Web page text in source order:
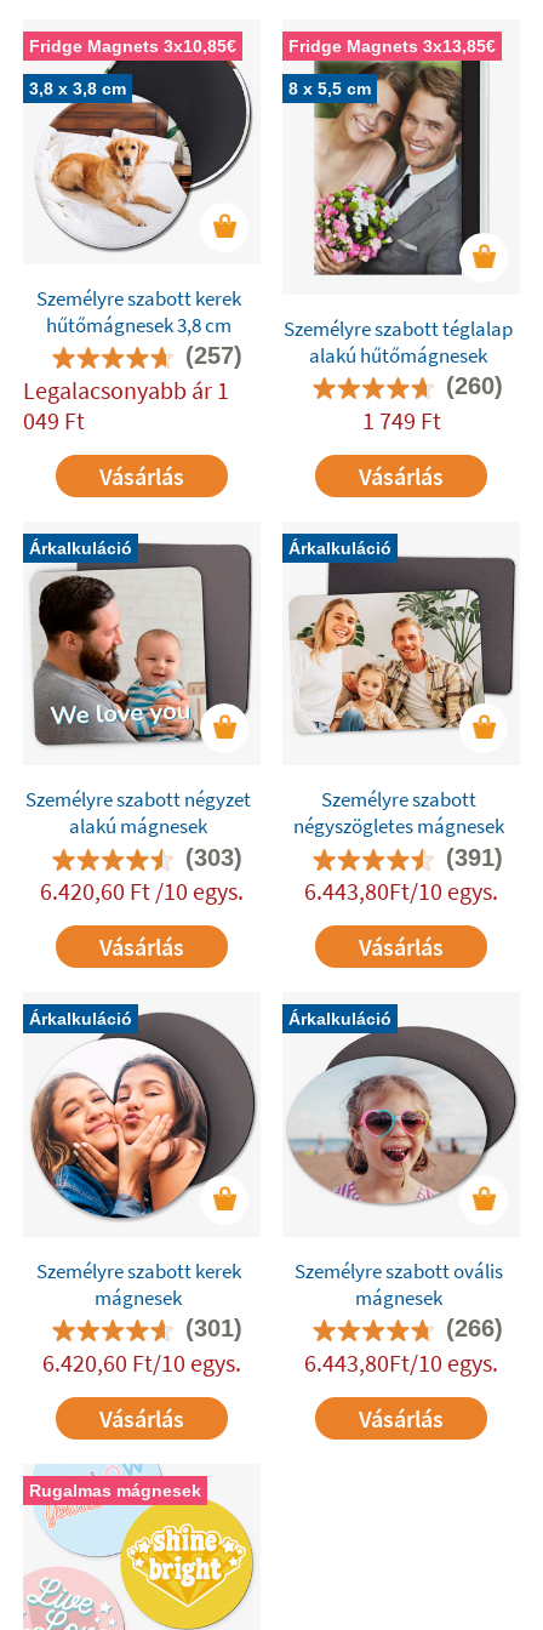
Fridge Magnets 3x10,85€
3,8 x 3,8 cm
Személyre szabott kerek
hűtőmágnesek 3,8 cm
(257)
Legalacsonyabb ár 1
049 Ft
Vásárlás
Fridge Magnets 3x13,85€
8 x 5,5 cm
Személyre szabott téglalap
alakú hűtőmágnesek
(260)
1 749 Ft
Vásárlás
Árkalkuláció
Személyre szabott négyzet
alakú mágnesek
(303)
6.420,60 Ft /10 egys.
Vásárlás
Árkalkuláció
Személyre szabott
négyszögletes mágnesek
(391)
6.443,80Ft/10 egys.
Vásárlás
Árkalkuláció
Személyre szabott kerek
mágnesek
(301)
6.420,60 Ft/10 egys.
Vásárlás
Árkalkuláció
Személyre szabott ovális
mágnesek
(266)
6.443,80Ft/10 egys.
Vásárlás
Rugalmas mágnesek